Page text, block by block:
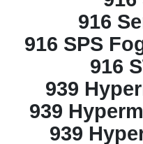
916
916 SPS
916
939
939
939